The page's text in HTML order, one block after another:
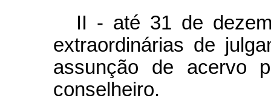
II - até 31 de
extraordinárias de
assunção de acervo
conselheiro.